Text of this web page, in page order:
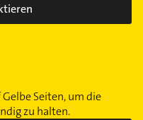
Seiten, um die
zu halten.